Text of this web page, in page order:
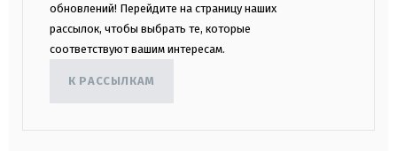
обновлений! Перейдите на страницу наших
рассылок, чтобы выбрать те, которые
соответствуют вашим интересам.
К РАССЫЛКАМ